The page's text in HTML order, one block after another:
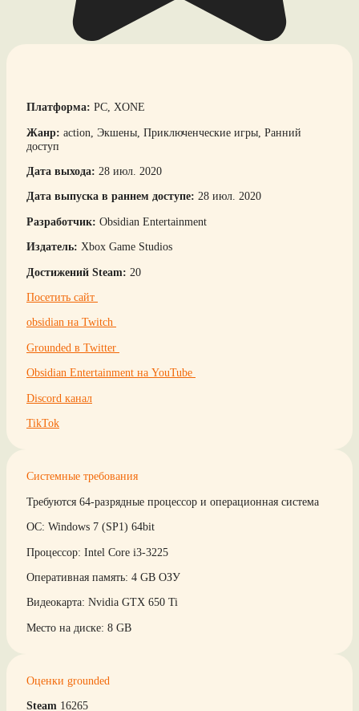
Платформа: PC, XONE
Жанр: action, Экшены, Приключенческие игры, Ранний
доступ
Дата выхода: 28 июл. 2020
Дата выпуска в раннем доступе: 28 июл. 2020
Разработчик: Obsidian Entertainment
Издатель: Xbox Game Studios
Достижений Steam: 20
Посетить сайт
obsidian на Twitch
Grounded в Twitter
Obsidian Entertainment на YouTube
Discord канал
TikTok
Системные требования
Требуются 64-разрядные процессор и операционная система
ОС: Windows 7 (SP1) 64bit
Процессор: Intel Core i3-3225
Оперативная память: 4 GB ОЗУ
Видеокарта: Nvidia GTX 650 Ti
Место на диске: 8 GB
Оценки grounded
Steam 16265